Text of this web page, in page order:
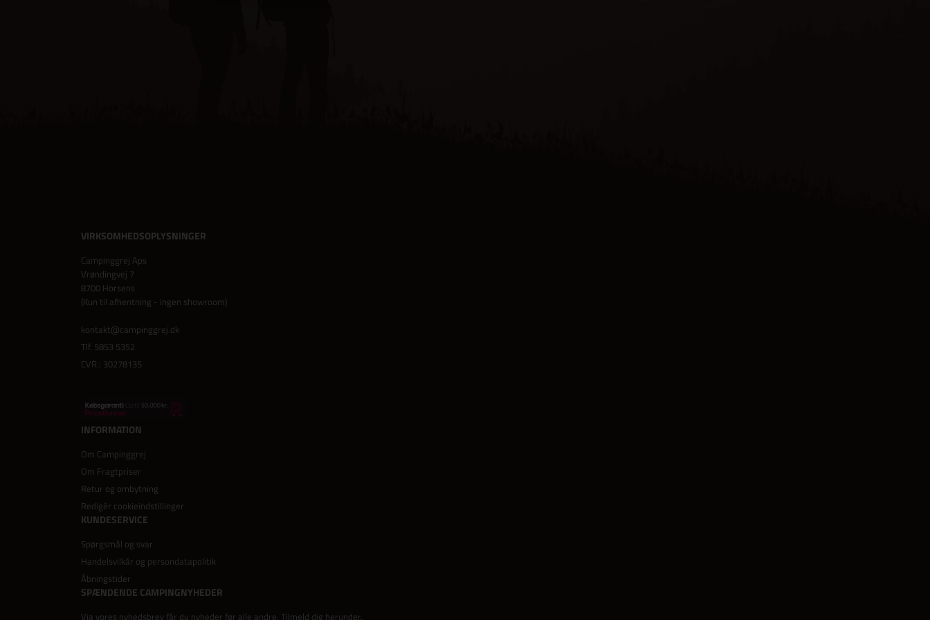
VIRKSOMHEDSOPLYSNINGER
Campinggrej Aps
Vrøndingvej 7
8700 Horsens
(Kun til afhentning - ingen showroom)
kontakt@campinggrej.dk
Tlf. 5853 5352
CVR.: 30278135
INFORMATION
Om Campinggrej
Om Fragtpriser
Retur og ombytning
Redigér cookieindstillinger
KUNDESERVICE
Spørgsmål og svar
Handelsvilkår og persondatapolitik
Åbningstider
SPÆNDENDE CAMPINGNYHEDER
Via vores nyhedsbrev får du nyheder før alle andre. Tilmeld dig herunder.